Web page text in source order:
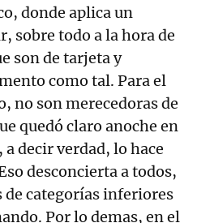
donde aplica un
sobre todo a la hora de
son de tarjeta y
como tal. Para el
no son merecedoras de
quedó claro anoche en
a decir verdad, lo hace
desconcierta a todos,
categorías inferiores
Por lo demas, en el